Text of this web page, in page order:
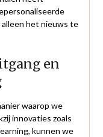
het nieuws te
en
waarop we
innovaties zoals
kunnen we